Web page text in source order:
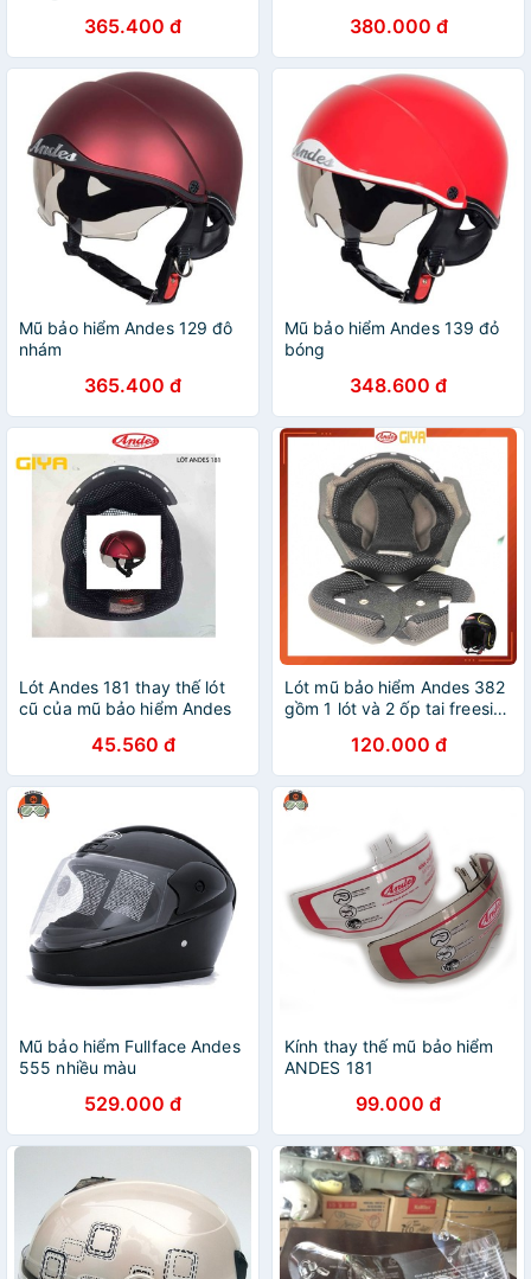
365.400 đ 380.000 đ
Mũ bảo hiểm Andes 129 đô
nhám
365.400 đ
Mũ bảo hiểm Andes 139 đỏ
bóng
348.600 đ
Lót Andes 181 thay thế lót
cũ của mũ bảo hiểm Andes
45.560 đ
Lót mũ bảo hiểm Andes 382
gồm 1 lót và 2 ốp tai freesize
120.000 đ
Mũ bảo hiểm Fullface Andes
555 nhiều màu
529.000 đ
Kính thay thế mũ bảo hiểm
ANDES 181
99.000 đ